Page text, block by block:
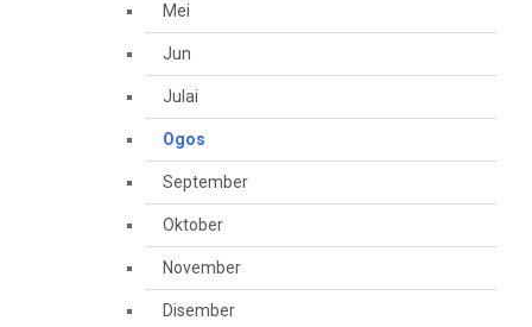
Mei
Jun
Julai
Ogos
September
Oktober
November
Disember